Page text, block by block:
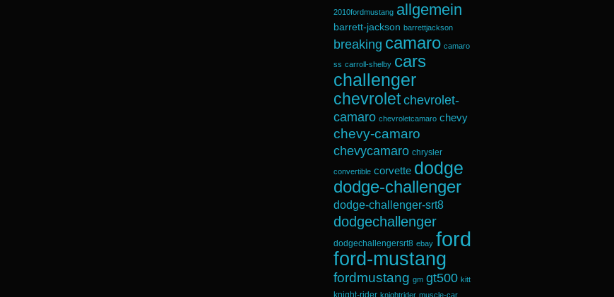
2010fordmustang allgemein
barrett-jackson barrettjackson
breaking camaro camaro
ss carroll-shelby cars
challenger
chevrolet chevrolet-
camaro chevroletcamaro chevy
chevy-camaro
chevycamaro chrysler
convertible corvette dodge
dodge-challenger
dodge-challenger-srt8
dodgechallenger
dodgechallengersrt8 ebay ford
ford-mustang
fordmustang gm gt500 kitt
knight-rider knightrider muscle-car